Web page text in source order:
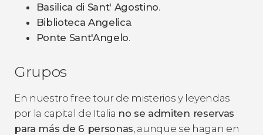
Basilica di Sant' Agostino.
Biblioteca Angelica.
Ponte Sant'Angelo.
Grupos
En nuestro free tour de misterios y leyendas
por la capital de Italia no se admiten reservas
para más de 6 personas, aunque se hagan en